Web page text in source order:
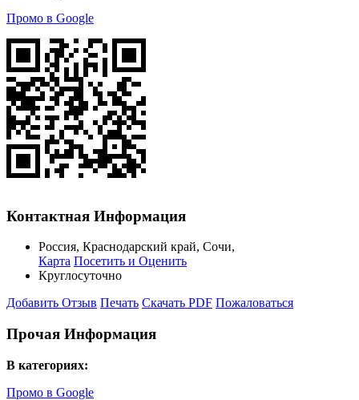
Промо в Google
Контактная Информация
Россия, Краснодарский край, Сочи,
Карта Посетить и Оценить
Круглосуточно
Добавить Отзыв Печать Скачать PDF Пожаловаться
Прочая Информация
В категориях:
Промо в Google